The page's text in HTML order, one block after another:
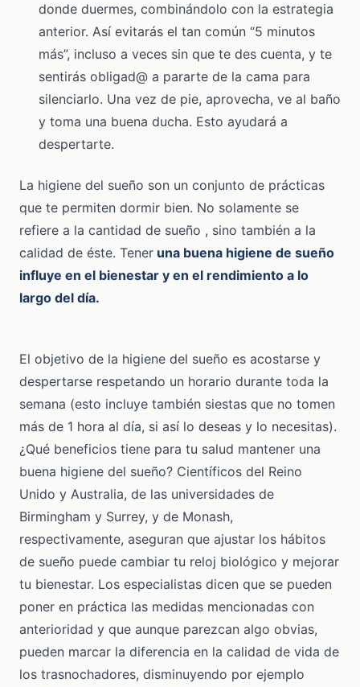
donde duermes, combinándolo con la estrategia
anterior. Así evitarás el tan común “5 minutos
más”, incluso a veces sin que te des cuenta, y te
sentirás obligad@ a pararte de la cama para
silenciarlo. Una vez de pie, aprovecha, ve al baño
y toma una buena ducha. Esto ayudará a
despertarte.
La higiene del sueño son un conjunto de prácticas
que te permiten dormir bien. No solamente se
refiere a la cantidad de sueño , sino también a la
calidad de éste. Tener una buena higiene de sueño
influye en el bienestar y en el rendimiento a lo
largo del día.
El objetivo de la higiene del sueño es acostarse y
despertarse respetando un horario durante toda la
semana (esto incluye también siestas que no tomen
más de 1 hora al día, si así lo deseas y lo necesitas).
¿Qué beneficios tiene para tu salud mantener una
buena higiene del sueño? Científicos del Reino
Unido y Australia, de las universidades de
Birmingham y Surrey, y de Monash,
respectivamente, aseguran que ajustar los hábitos
de sueño puede cambiar tu reloj biológico y mejorar
tu bienestar. Los especialistas dicen que se pueden
poner en práctica las medidas mencionadas con
anterioridad y que aunque parezcan algo obvias,
pueden marcar la diferencia en la calidad de vida de
los trasnochadores, disminuyendo por ejemplo